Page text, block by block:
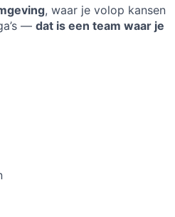
, waar je volop kansen
— dat is een team waar je